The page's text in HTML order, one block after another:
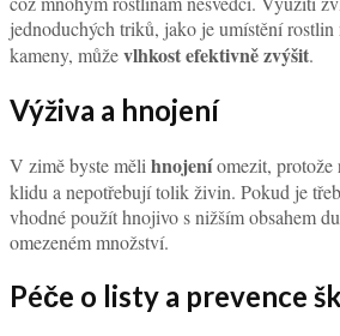
jednoduchých triků, jako je umístění
kameny, můževlhkost efektivně zvýšit.
Výživa a hnojení
V zimě byste měli hnojeníomezit, protože
klidu a nepotřebují tolik živin. Pokud je
vhodné použít hnojivo s nižším obsahem
omezeném množství.
Péče o listy a prevence